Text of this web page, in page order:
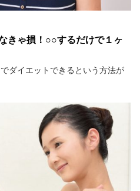
きゃ損！○○するだけで１ヶ
ダイエットできるという方法が